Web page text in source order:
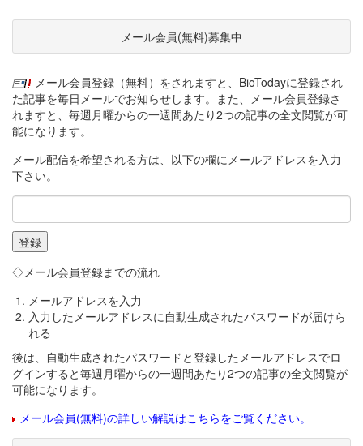
メール会員(無料)募集中
メール会員登録（無料）をされますと、BioTodayに登録され
た記事を毎日メールでお知らせします。また、メール会員登録さ
れますと、毎週月曜からの一週間あたり2つの記事の全文閲覧が可
能になります。
メール配信を希望される方は、以下の欄にメールアドレスを入力
下さい。
◇メール会員登録までの流れ
メールアドレスを入力
入力したメールアドレスに自動生成されたパスワードが届けら
れる
後は、自動生成されたパスワードと登録したメールアドレスでロ
グインすると毎週月曜からの一週間あたり2つの記事の全文閲覧が
可能になります。
メール会員(無料)の詳しい解説はこちらをご覧ください。